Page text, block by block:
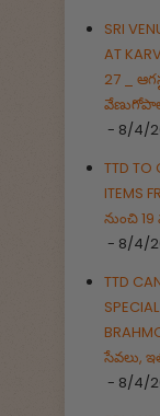
SRI
AT
27 _
- 8/4/
TTD TO
ITEMS
నుంచి
- 8/4/
TTD
సేవలు,
- 8/4/